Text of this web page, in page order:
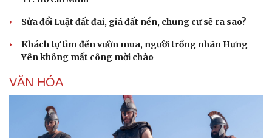
Sửa đổi Luật đất đai, giá đất nền, chung cư sẽ ra sao?
Khách tự tìm đến vườn mua, người trồng nhãn Hưng
Yên không mất công mời chào
VĂN HÓA